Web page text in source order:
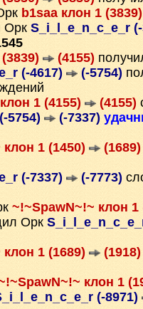
b1saa клон 1
Орк S_i_l_e_n_c_e_r
(4155)
(-4617) (-5754)
1 (4155) (4155)
5754) (-7337)
1 (1450) (1689)
(-7337) (-7773)
~!~SpawN~!~ клон
Орк
1 (1689) (1918)
клон 1
(-8971)